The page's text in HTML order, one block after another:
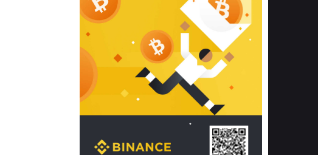
thêm các nghiên cứu khoa học về tác
động của giấc ngủ và môi trường
phòng ngủ đối với sức khỏe con
người tại Sleep Foundation (External
Link) để có cái nhìn toàn diện hơn.
2. Các tiêu chí vàng khi lựa chọn
chăn ga gối đệm cao cấp cho phòng
ngủ
Để sở hữu một bộ chăn ga gối đệm
cao cấp hoàn hảo cả về thẩm mỹ lẫn
công năng, người tiêu dùng cần cân
nhắc kỹ lưỡng các tiêu chí quan trọng